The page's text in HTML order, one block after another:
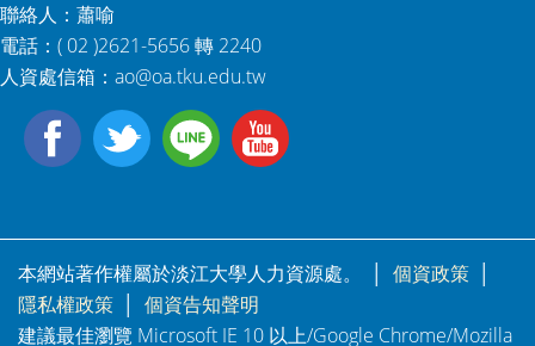
聯絡人：蕭喻
電話：( 02 )2621-5656 轉 2240
人資處信箱： ao@oa.tku.edu.tw
本網站著作權屬於淡江大學人力資源處。 │ 個資政策
隱私權政策
個資告知聲明
建議最佳瀏覽 Microsoft IE 10 以上/Google Chrome/Mozilla